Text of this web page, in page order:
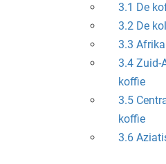
3.1 De
3.2 De
3.3
3.4 Zuid-
koffie
3.5
koffie
3.6